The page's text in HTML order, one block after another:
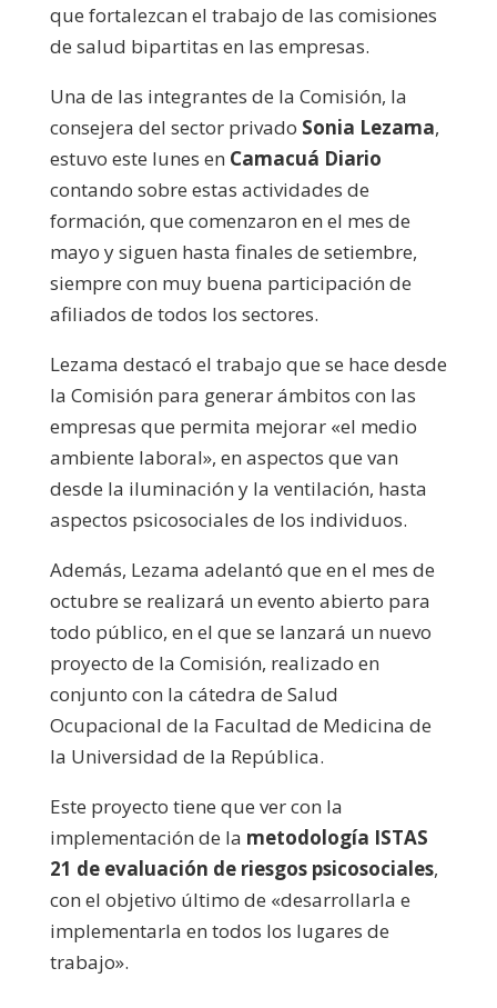
que fortalezcan el trabajo de las comisiones
de salud bipartitas en las empresas.
Una de las integrantes de la Comisión, la
consejera del sector privado Sonia Lezama,
estuvo este lunes en Camacuá Diario
contando sobre estas actividades de
formación, que comenzaron en el mes de
mayo y siguen hasta finales de setiembre,
siempre con muy buena participación de
afiliados de todos los sectores.
Lezama destacó el trabajo que se hace desde
la Comisión para generar ámbitos con las
empresas que permita mejorar «el medio
ambiente laboral», en aspectos que van
desde la iluminación y la ventilación, hasta
aspectos psicosociales de los individuos.
Además, Lezama adelantó que en el mes de
octubre se realizará un evento abierto para
todo público, en el que se lanzará un nuevo
proyecto de la Comisión, realizado en
conjunto con la cátedra de Salud
Ocupacional de la Facultad de Medicina de
la Universidad de la República.
Este proyecto tiene que ver con la
implementación de la metodología ISTAS
21 de evaluación de riesgos psicosociales,
con el objetivo último de «desarrollarla e
implementarla en todos los lugares de
trabajo».